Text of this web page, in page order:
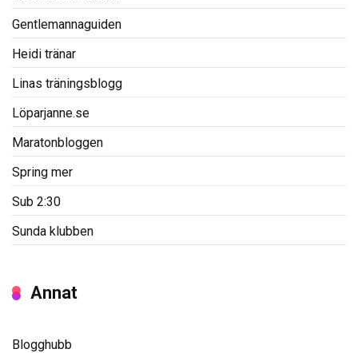
Gentlemannaguiden
Heidi tränar
Linas träningsblogg
Löparjanne.se
Maratonbloggen
Spring mer
Sub 2:30
Sunda klubben
Annat
Blogghubb